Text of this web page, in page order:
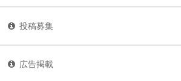
投稿募集
広告掲載